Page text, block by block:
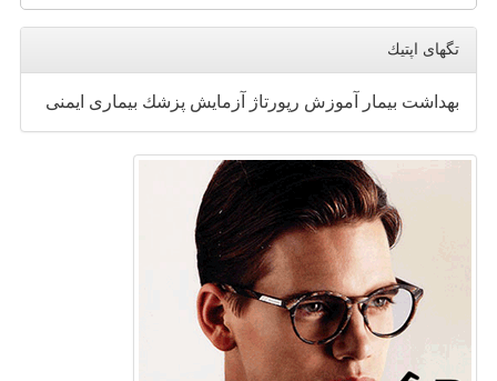
تگهای اپتیك
بهداشت بیمار آموزش رپورتاژ آزمایش پزشك بیماری ایمنی